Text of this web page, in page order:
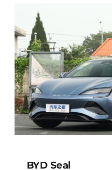
BYD Seal